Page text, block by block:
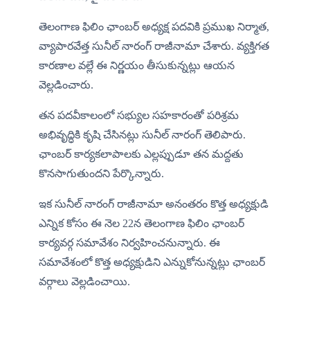
తెలంగాణ ఫిలిం ఛాంబర్ అధ్యక్ష పదవికి ప్రముఖ నిర్మాత,
వ్యాపారవేత్త సునీల్ నారంగ్ రాజీనామా చేశారు. వ్యక్తిగత
కారణాల వల్లే ఈ నిర్ణయం తీసుకున్నట్లు ఆయన
వెల్లడించారు.
తన పదవీకాలంలో సభ్యుల సహకారంతో పరిశ్రమ
అభివృద్ధికి కృషి చేసినట్లు సునీల్ నారంగ్ తెలిపారు.
ఛాంబర్ కార్యకలాపాలకు ఎల్లప్పుడూ తన మద్దతు
కొనసాగుతుందని పేర్కొన్నారు.
ఇక సునీల్ నారంగ్ రాజీనామా అనంతరం కొత్త అధ్యక్షుడి
ఎన్నిక కోసం ఈ నెల 22న తెలంగాణ ఫిలిం ఛాంబర్
కార్యవర్గ సమావేశం నిర్వహించనున్నారు. ఈ
సమావేశంలో కొత్త అధ్యక్షుడిని ఎన్నుకోనున్నట్లు ఛాంబర్
వర్గాలు వెల్లడించాయి.